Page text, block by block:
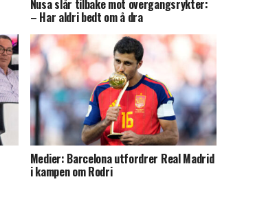
Nusa slår tilbake mot overgangsrykter:
– Har aldri bedt om å dra
Medier: Barcelona utfordrer Real Madrid
i kampen om Rodri